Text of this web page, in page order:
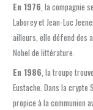
En 1976, la compagnie
Laborey et Jean-Luc
ailleurs, elle défend des
Nobel de littérature.
En 1986, la troupe
Eustache. Dans la
propice à la communion